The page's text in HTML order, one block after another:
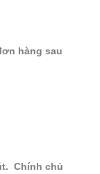
hàng sau
Chính chủ